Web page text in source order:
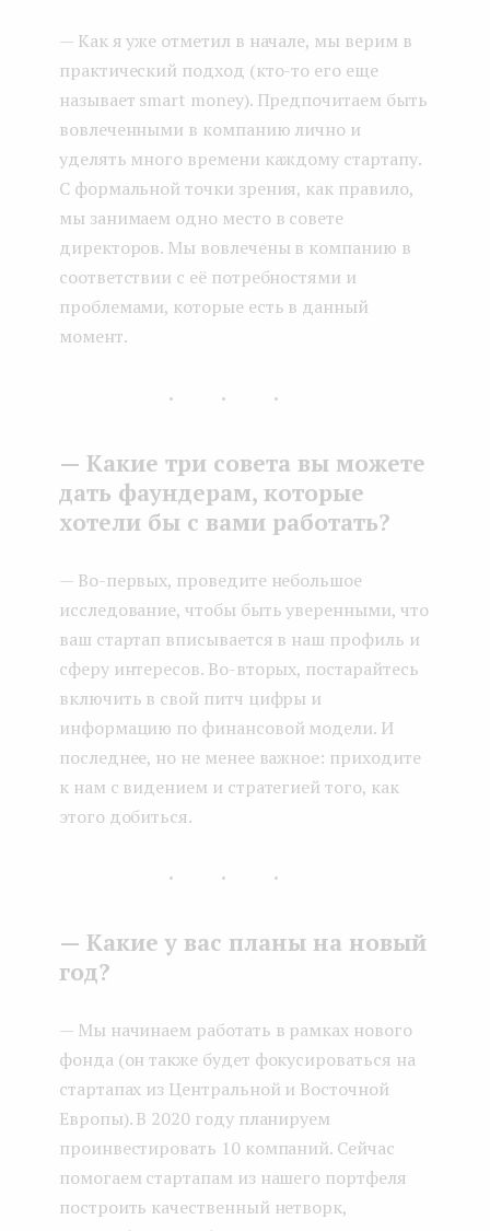
— Как я уже отметил в начале, мы верим в
практический подход (кто-то его еще
называет smart money). Предпочитаем быть
вовлеченными в компанию лично и
уделять много времени каждому стартапу.
С формальной точки зрения, как правило,
мы занимаем одно место в совете
директоров. Мы вовлечены в компанию в
соответствии с её потребностями и
проблемами, которые есть в данный
момент.
...
— Какие три совета вы можете
дать фаундерам, которые
хотели бы с вами работать?
— Во-первых, проведите небольшое
исследование, чтобы быть уверенными, что
ваш стартап вписывается в наш профиль и
сферу интересов. Во-вторых, постарайтесь
включить в свой питч цифры и
информацию по финансовой модели. И
последнее, но не менее важное: приходите
к нам с видением и стратегией того, как
этого добиться.
...
— Какие у вас планы на новый
год?
— Мы начинаем работать в рамках нового
фонда (он также будет фокусироваться на
стартапах из Центральной и Восточной
Европы). В 2020 году планируем
проинвестировать 10 компаний. Сейчас
помогаем стартапам из нашего портфеля
построить качественный нетворк,